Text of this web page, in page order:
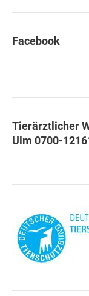
Facebook
Tierärztlicher
Ulm 0700-